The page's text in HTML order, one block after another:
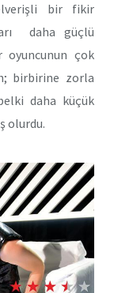
bir fikir
daha güçlü
oyuncunun çok
birbirine zorla
daha küçük
olurdu.